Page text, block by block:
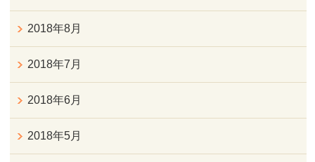
2018年8月
2018年7月
2018年6月
2018年5月